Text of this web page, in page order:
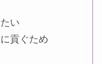
い
貢ぐため